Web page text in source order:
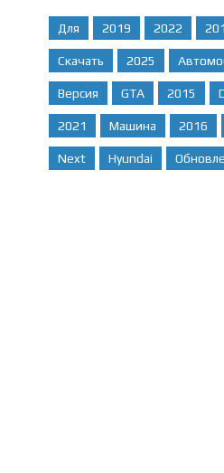
Для 2019 2022
Скачать 2025
Версия GTA 2015
2021 Машина 2016
Next Hyundai